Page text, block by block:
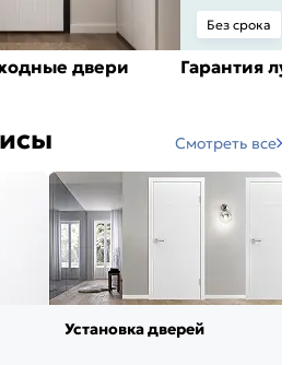
двери
Без срока
Гарантия
Смотреть все
Установка дверей